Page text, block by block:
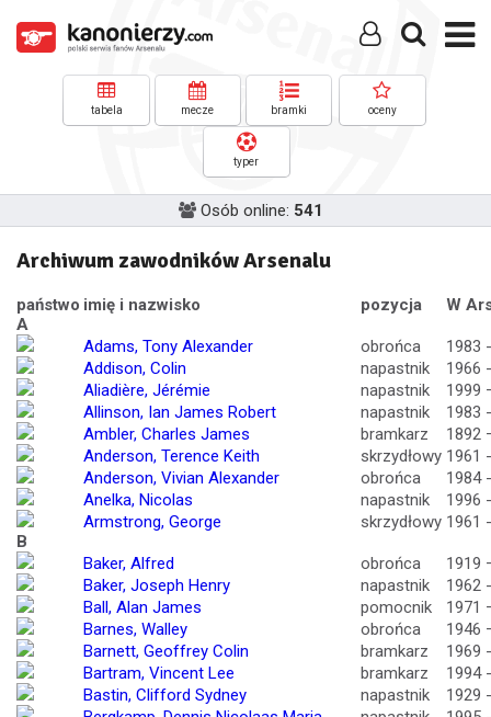
tabela mecze bramki oceny
typer
Osób online: 541
Archiwum zawodników Arsenalu
państwo imię i nazwisko pozycja
W
A
Adams, Tony Alexander
obrońca
1983
Addison, Colin
napastnik
1966
Aliadière, Jérémie
napastnik
1999
Allinson, Ian James Robert
napastnik
1983
Ambler, Charles James
bramkarz
1892
Anderson, Terence Keith
skrzydłowy 1961
Anderson, Vivian Alexander
obrońca
1984
Anelka, Nicolas
napastnik
1996
Armstrong, George
skrzydłowy 1961
B
Baker, Alfred
obrońca
1919
Baker, Joseph Henry
napastnik
1962
Ball, Alan James
pomocnik
1971
Barnes, Walley
obrońca
1946
Barnett, Geoffrey Colin
bramkarz
1969
Bartram, Vincent Lee
bramkarz
1994
Bastin, Clifford Sydney
napastnik
1929